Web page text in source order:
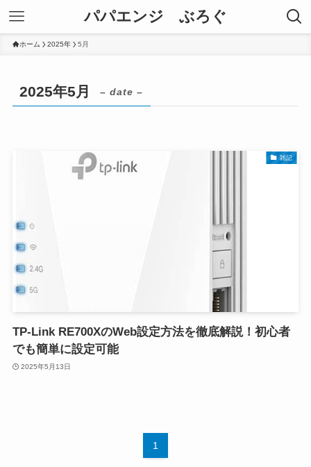
パパエンジ ぶろぐ
ホーム 2025年 5月
2025年5月 – date –
雑記
TP-Link RE700XのWeb設定方法を徹底解説！初心者
でも簡単に設定可能
2025年5月13日
1